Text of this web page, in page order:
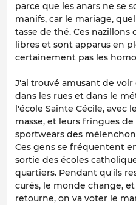
parce que les anars ne se
manifs, car le mariage,
tasse de thé. Ces
libres et sont apparus en
certainement pas les
J'ai trouvé amusant de
dans les rues et dans le
l'école Sainte Cécile, avec
masse, et leurs fringues
sportwears des
Ces gens se fréquentent
sortie des écoles
quartiers. Pendant qu'ils
curés, le monde change,
retourne, on va voter le